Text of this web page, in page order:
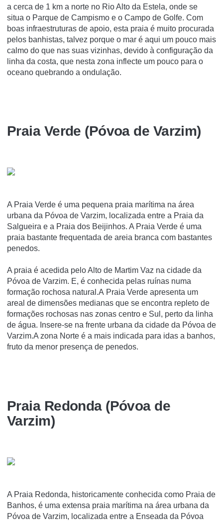
a cerca de 1 km a norte no Rio Alto da Estela, onde se
situa o Parque de Campismo e o Campo de Golfe. Com
boas infraestruturas de apoio, esta praia é muito procurada
pelos banhistas, talvez porque o mar é aqui um pouco mais
calmo do que nas suas vizinhas, devido à configuração da
linha da costa, que nesta zona inflecte um pouco para o
oceano quebrando a ondulação.
Praia Verde (Póvoa de Varzim)
A Praia Verde é uma pequena praia marí­tima na área
urbana da Póvoa de Varzim, localizada entre a Praia da
Salgueira e a Praia dos Beijinhos. A Praia Verde é uma
praia bastante frequentada de areia branca com bastantes
penedos.
A praia é acedida pelo Alto de Martim Vaz na cidade da
Póvoa de Varzim. E, é conhecida pelas ruí­nas numa
formação rochosa natural.A Praia Verde apresenta um
areal de dimensões medianas que se encontra repleto de
formações rochosas nas zonas centro e Sul, perto da linha
de água. Insere-se na frente urbana da cidade da Póvoa de
Varzim.A zona Norte é a mais indicada para idas a banhos,
fruto da menor presença de penedos.
Praia Redonda (Póvoa de
Varzim)
A Praia Redonda, historicamente conhecida como Praia de
Banhos, é uma extensa praia marí­tima na área urbana da
Póvoa de Varzim, localizada entre a Enseada da Póvoa